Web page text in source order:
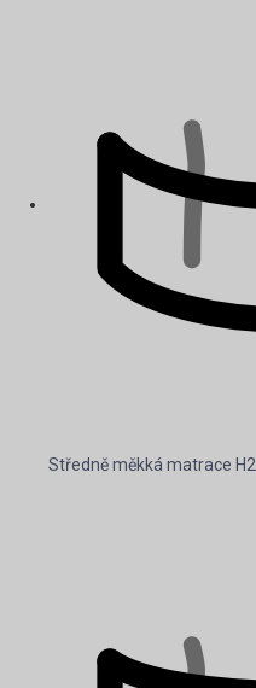
Středně měkká matrace H2